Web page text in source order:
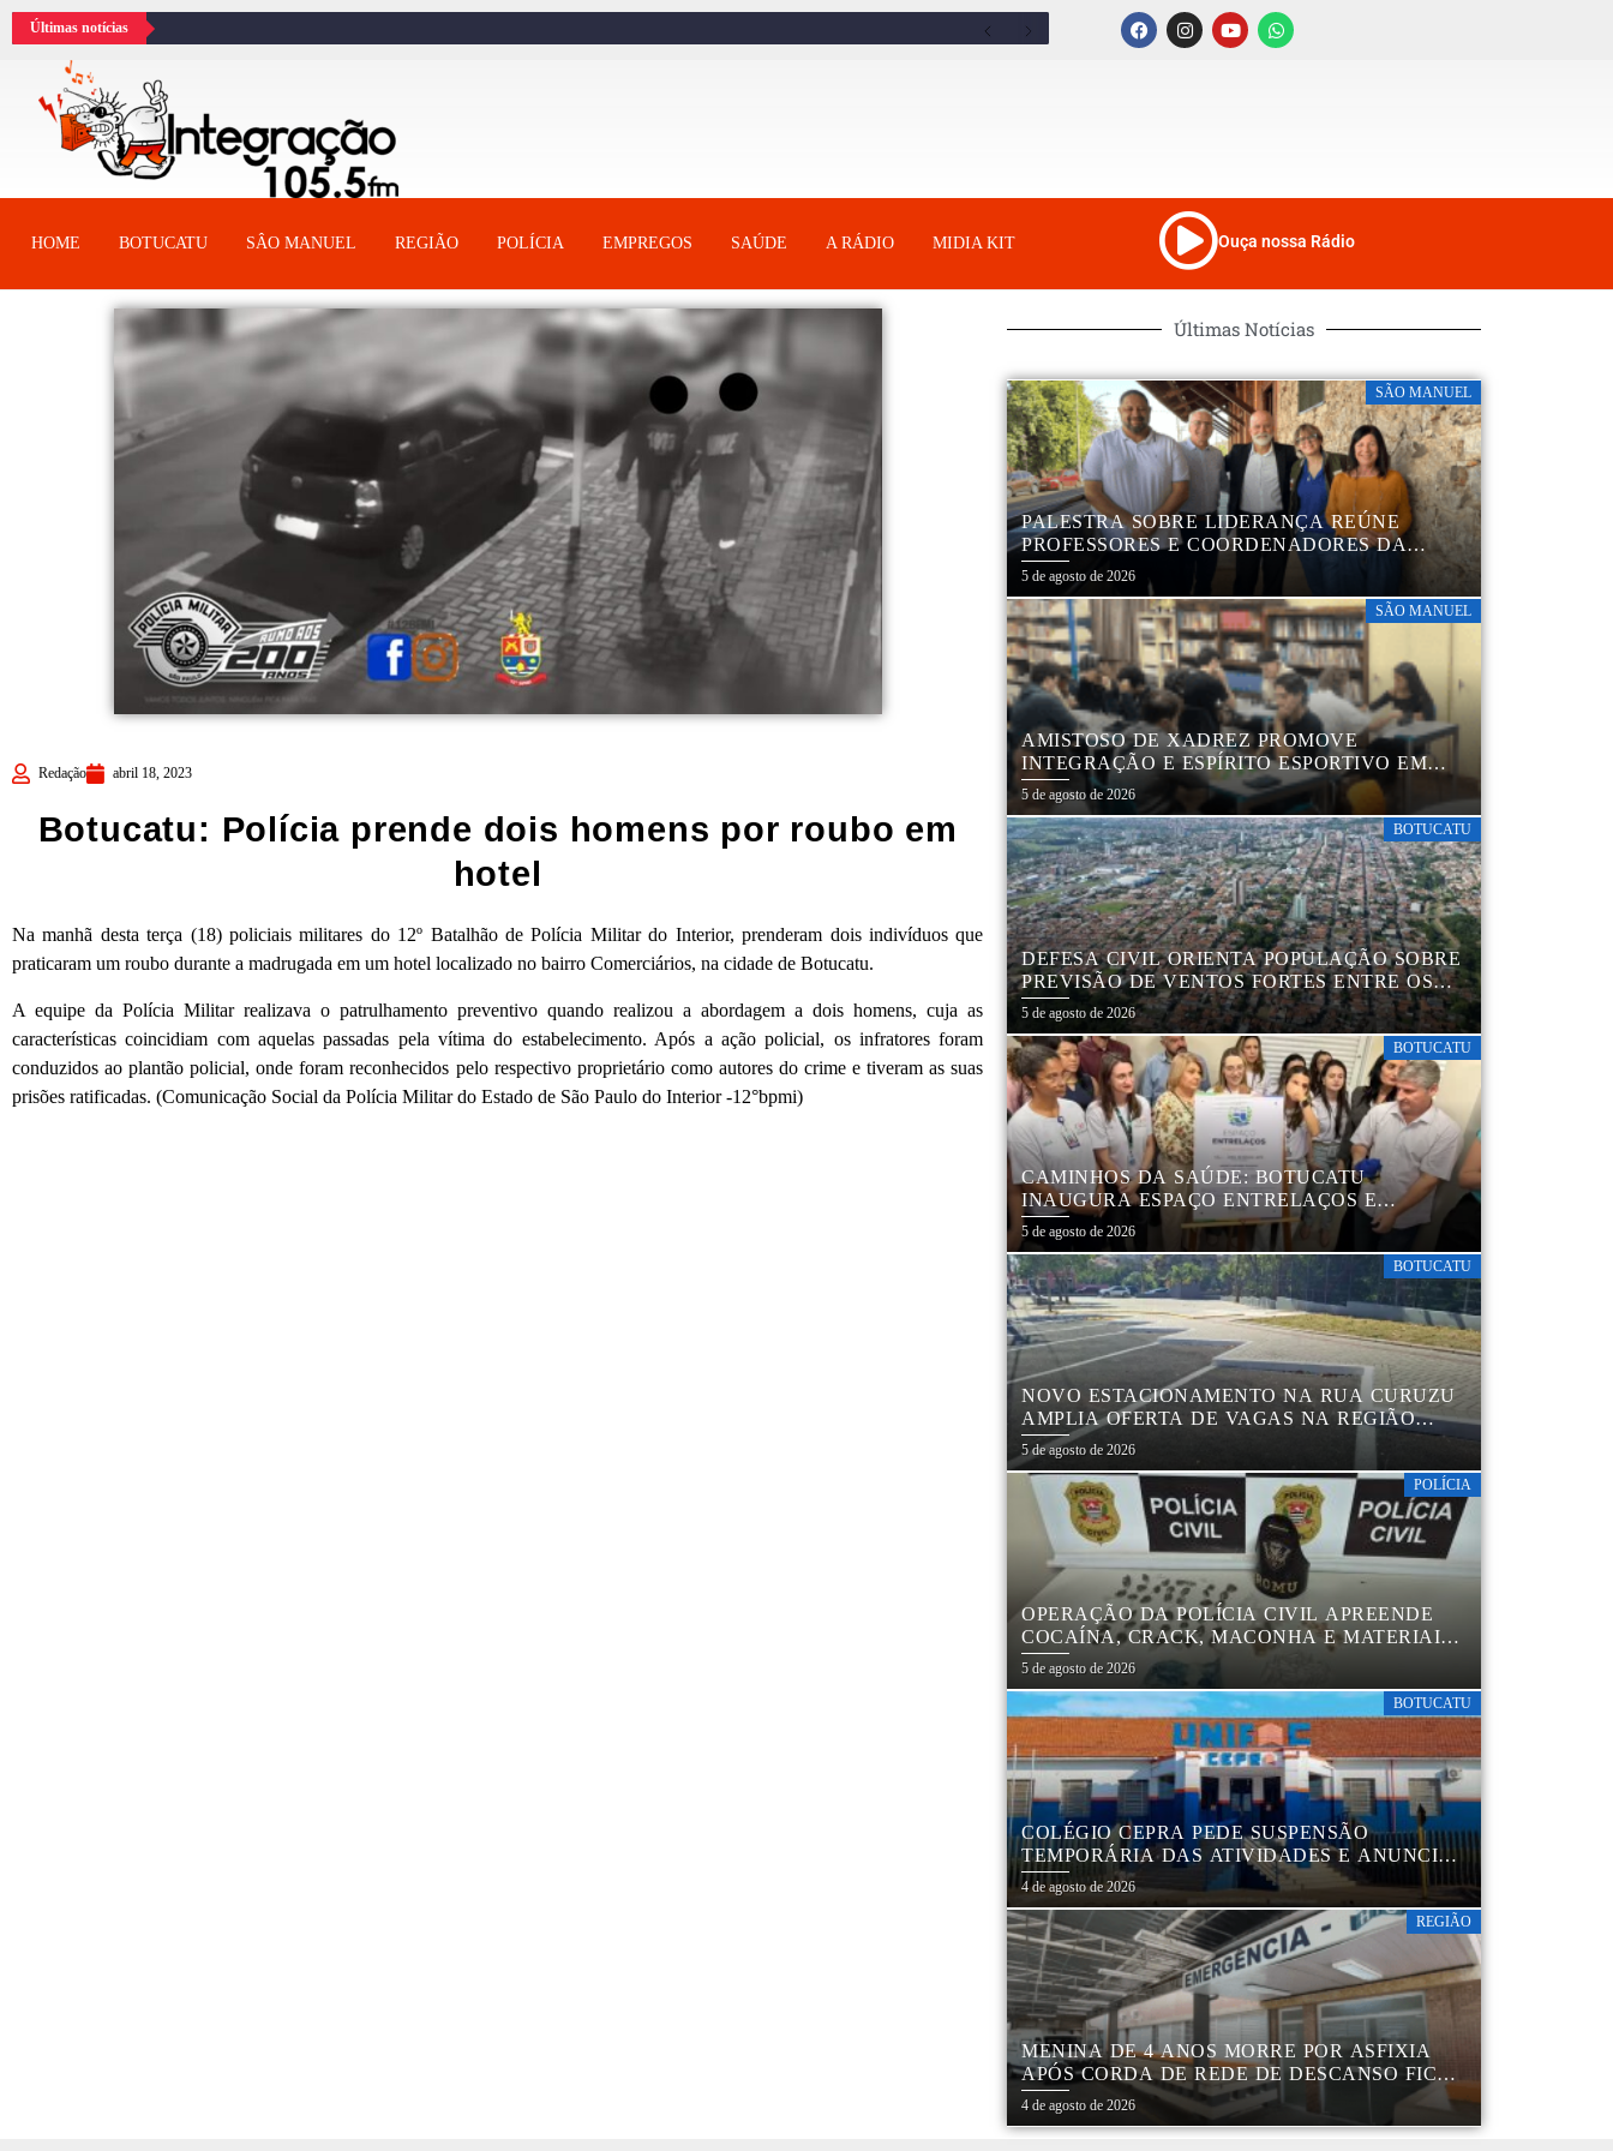
Últimas notícias
HOME BOTUCATU SÂO MANUEL REGIÃO POLÍCIA EMPREGOS SAÚDE A RÁDIO MIDIA KIT Ouça nossa Rádio
Redação abril 18, 2023
Botucatu: Polícia prende dois homens por roubo em
hotel
Na manhã desta terça (18) policiais militares do 12º Batalhão de Polícia Militar do Interior, prenderam dois indivíduos que
praticaram um roubo durante a madrugada em um hotel localizado no bairro Comerciários, na cidade de Botucatu.
A equipe da Polícia Militar realizava o patrulhamento preventivo quando realizou a abordagem a dois homens, cuja as
características coincidiam com aquelas passadas pela vítima do estabelecimento. Após a ação policial, os infratores foram
conduzidos ao plantão policial, onde foram reconhecidos pelo respectivo proprietário como autores do crime e tiveram as suas
prisões ratificadas. (Comunicação Social da Polícia Militar do Estado de São Paulo do Interior -12°bpmi)
Últimas Notícias
SÃO MANUEL
PALESTRA SOBRE LIDERANÇA REÚNE
PROFESSORES E COORDENADORES DA
REDE MUNICIPAL
5 de agosto de 2026
SÃO MANUEL
AMISTOSO DE XADREZ PROMOVE
INTEGRAÇÃO E ESPÍRITO ESPORTIVO EM
SÃO MANUEL
5 de agosto de 2026
BOTUCATU
DEFESA CIVIL ORIENTA POPULAÇÃO SOBRE
PREVISÃO DE VENTOS FORTES ENTRE OS
DIAS 6 E 9 DE AGOSTO
5 de agosto de 2026
BOTUCATU
CAMINHOS DA SAÚDE: BOTUCATU
INAUGURA ESPAÇO ENTRELAÇOS E
FORTALECE O CUIDADO ESPECIALIZADO
COM CRIANÇAS E FAMÍLIAS
5 de agosto de 2026
BOTUCATU
NOVO ESTACIONAMENTO NA RUA CURUZU
AMPLIA OFERTA DE VAGAS NA REGIÃO
CENTRAL
5 de agosto de 2026
POLÍCIA
OPERAÇÃO DA POLÍCIA CIVIL APREENDE
COCAÍNA, CRACK, MACONHA E MATERIAIS
PARA EMBALAR DROGAS EM BOTUCATU
5 de agosto de 2026
BOTUCATU
COLÉGIO CEPRA PEDE SUSPENSÃO
TEMPORÁRIA DAS ATIVIDADES E ANUNCIA
REESTRUTURAÇÃO EM BOTUCATU
4 de agosto de 2026
REGIÃO
MENINA DE 4 ANOS MORRE POR ASFIXIA
APÓS CORDA DE REDE DE DESCANSO FICAR
PRESA AO PESCOÇO EM MARÍLIA
4 de agosto de 2026